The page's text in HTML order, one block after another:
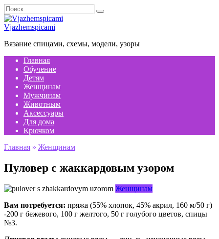
Перейти
к
содержанию
Search
for:
Vjazhemspicami
Вязание спицами, схемы, модели, узоры
Главная
Обучение
Детям
Женщинам
Мужчинам
Животным
Аксессуары
Для дома
Крючком
Главная » Женщинам
Пуловер с жаккардовым узором
Женщинам
Вам потребуется: пряжа (55% хлопок, 45% акрил, 160 м/50 г)
-200 г бежевого, 100 г желтого, 50 г голубого цветов, спицы
№3.